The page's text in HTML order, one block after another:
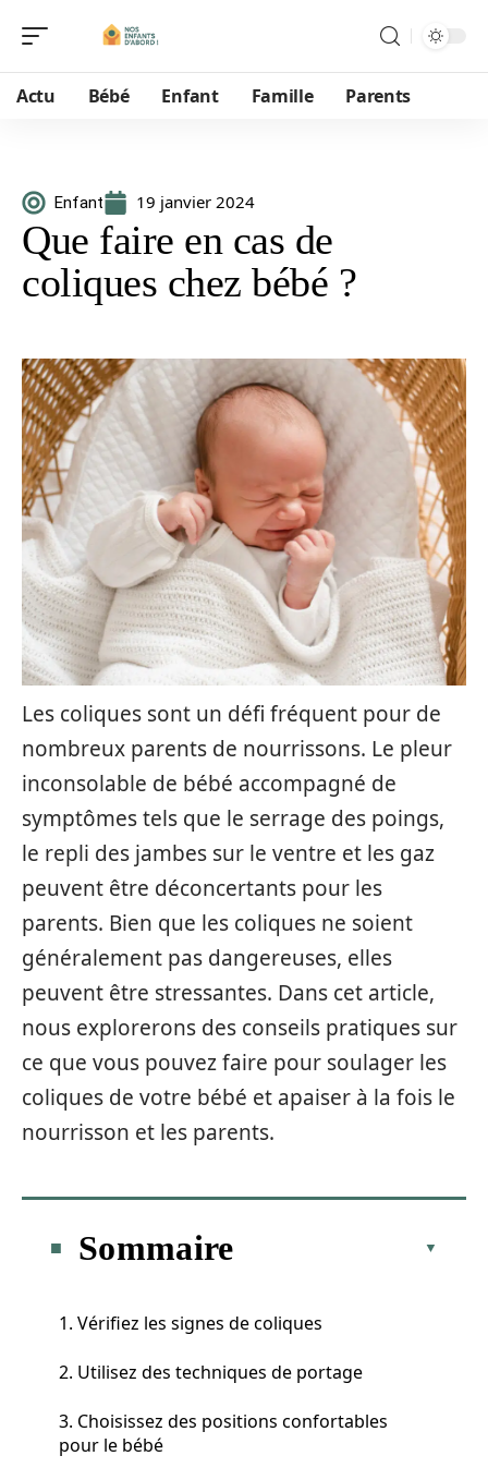
Actu Bébé Enfant Famille Parents
Enfant 19 janvier 2024
Que faire en cas de
coliques chez bébé ?
Les coliques sont un défi fréquent pour de
nombreux parents de nourrissons. Le pleur
inconsolable de bébé accompagné de
symptômes tels que le serrage des poings,
le repli des jambes sur le ventre et les gaz
peuvent être déconcertants pour les
parents. Bien que les coliques ne soient
généralement pas dangereuses, elles
peuvent être stressantes. Dans cet article,
nous explorerons des conseils pratiques sur
ce que vous pouvez faire pour soulager les
coliques de votre bébé et apaiser à la fois le
nourrisson et les parents.
Sommaire
1. Vérifiez les signes de coliques
2. Utilisez des techniques de portage
3. Choisissez des positions confortables
pour le bébé